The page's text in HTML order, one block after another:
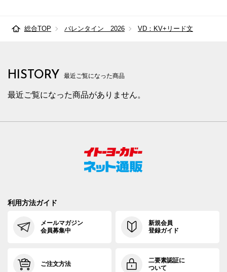
総合TOP バレンタイン 2026 VD：KV+リード文
HISTORY 最近ご覧になった商品
最近ご覧になった商品がありません。
利用方法ガイド
メールマガジン
会員募集中
新規会員
登録ガイド
ご注文方法
二要素認証に
ついて